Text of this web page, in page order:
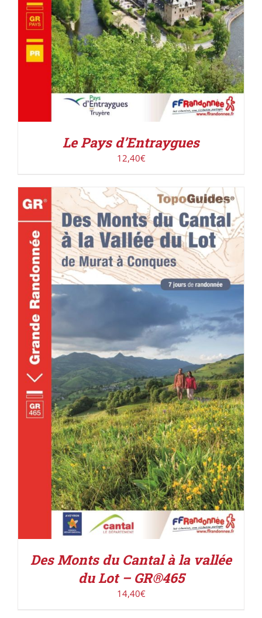
Le Pays d’Entraygues
12,40€
ACHETER LE PRODUIT DÉTAILS
Des Monts du Cantal à la vallée
du Lot – GR®465
14,40€